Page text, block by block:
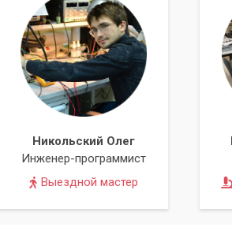
Никольский Олег
Инженер-программист
Выездной мастер